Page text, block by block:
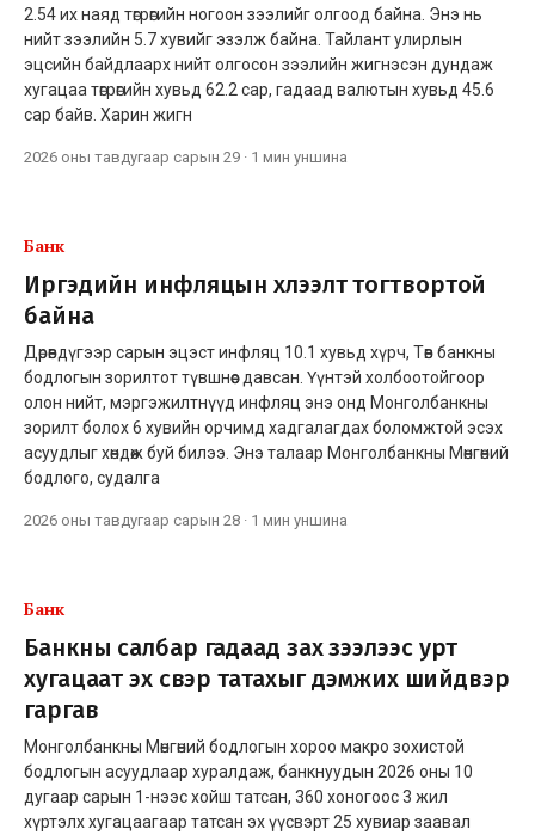
2.54 их наяд төгрөгийн ногоон зээлийг олгоод байна. Энэ нь
нийт зээлийн 5.7 хувийг эзэлж байна. Тайлант улирлын
эцсийн байдлаарх нийт олгосон зээлийн жигнэсэн дундаж
хугацаа төгрөгийн хувьд 62.2 сар, гадаад валютын хувьд 45.6
сар байв. Харин жигн
2026 оны тавдугаар сарын 29 · 1 мин уншина
Банк
Иргэдийн инфляцын хүлээлт тогтвортой
байна
Дөрөвдүгээр сарын эцэст инфляц 10.1 хувьд хүрч, Төв банкны
бодлогын зорилтот түвшнөөс давсан. Үүнтэй холбоотойгоор
олон нийт, мэргэжилтнүүд инфляц энэ онд Монголбанкны
зорилт болох 6 хувийн орчимд хадгалагдах боломжтой эсэх
асуудлыг хөндөж буй билээ. Энэ талаар Монголбанкны Мөнгөний
бодлого, судалга
2026 оны тавдугаар сарын 28 · 1 мин уншина
Банк
Банкны салбар гадаад зах зээлээс урт
хугацаат эх үүсвэр татахыг дэмжих шийдвэр
гаргав
Монголбанкны Мөнгөний бодлогын хороо макро зохистой
бодлогын асуудлаар хуралдаж, банкнуудын 2026 оны 10
дугаар сарын 1-нээс хойш татсан, 360 хоногоос 3 жил
хүртэлх хугацаагаар татсан эх үүсвэрт 25 хувиар заавал